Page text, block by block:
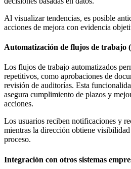
Al visualizar tendencias, es posible
acciones de mejora con evidencia
Automatización de flujos de trabajo
Los flujos de trabajo automatizados
repetitivos, como aprobaciones de
revisión de auditorías. Esta
asegura cumplimiento de plazos y
acciones.
Los usuarios reciben notificaciones y
mientras la dirección obtiene visibilidad
proceso.
Integración con otros sistemas